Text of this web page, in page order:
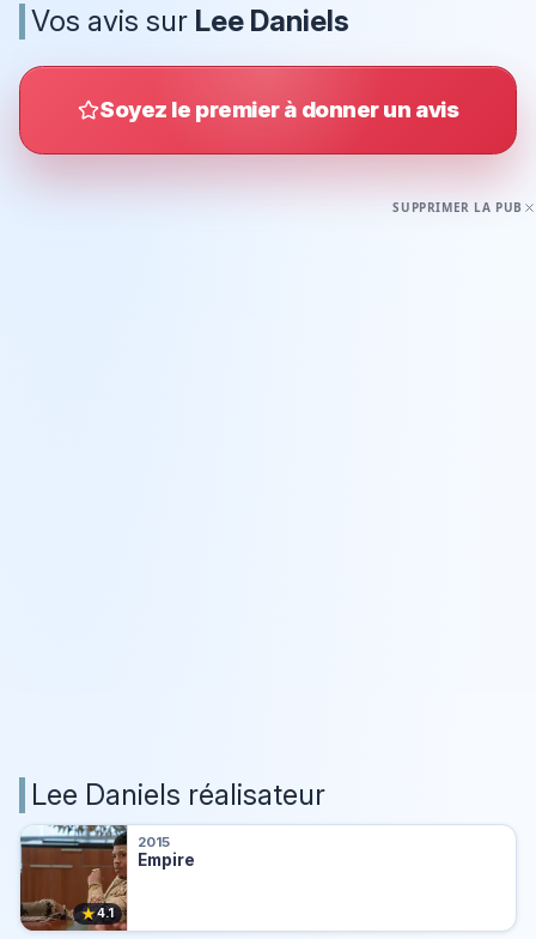
Vos avis sur Lee Daniels
Soyez le premier à donner un avis
SUPPRIMER LA PUB
Lee Daniels réalisateur
★4.1
2015
Empire